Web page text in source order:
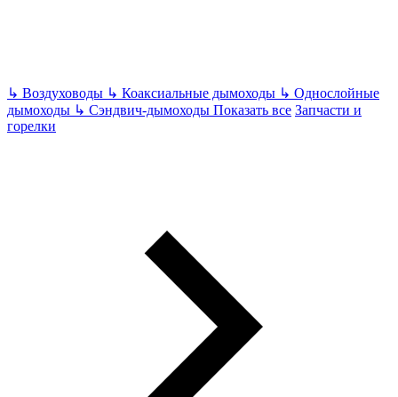
↳ Воздуховоды ↳ Коаксиальные дымоходы ↳ Однослойные
дымоходы ↳ Сэндвич-дымоходы Показать все Запчасти и
горелки